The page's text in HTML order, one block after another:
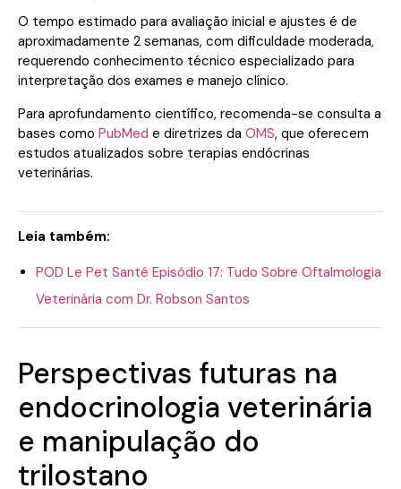
O tempo estimado para avaliação inicial e ajustes é de
aproximadamente 2 semanas, com dificuldade moderada,
requerendo conhecimento técnico especializado para
interpretação dos exames e manejo clínico.
Para aprofundamento científico, recomenda-se consulta a
bases como PubMed e diretrizes da OMS, que oferecem
estudos atualizados sobre terapias endócrinas
veterinárias.
Leia também:
POD Le Pet Santé Episódio 17: Tudo Sobre Oftalmologia
Veterinária com Dr. Robson Santos
Perspectivas futuras na
endocrinologia veterinária
e manipulação do
trilostano